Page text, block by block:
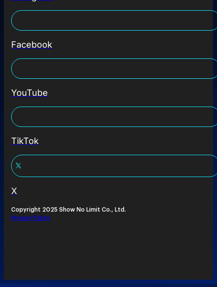
Facebook
YouTube
TikTok
X
Copyright 2025 Show No Limit Co., Ltd.
Privacy Policy